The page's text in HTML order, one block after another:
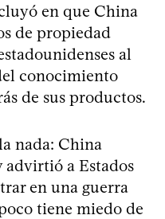
en que China
de propiedad
al
conocimiento
de sus productos.
nada: China
a Estados
en una guerra
tiene miedo de